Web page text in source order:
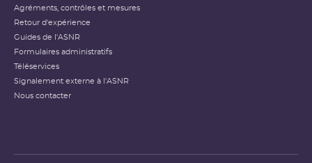
Agréments, contrôles et mesures
Retour d'expérience
Guides de l'ASNR
Formulaires administratifs
Téléservices
Signalement externe à l'ASNR
Nous contacter